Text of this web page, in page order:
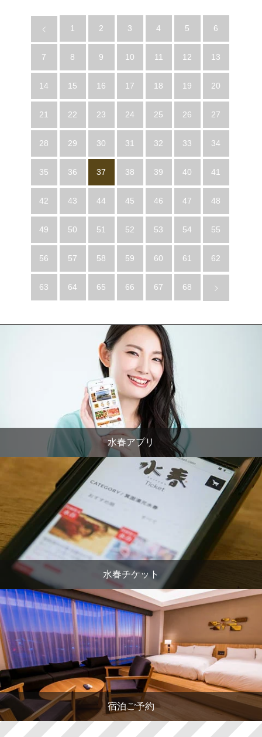
1 2 3 4 5 6
7 8 9 10 11 12 13
14 15 16 17 18 19 20
21 22 23 24 25 26 27
28 29 30 31 32 33 34
35 36 37 38 39 40 41
42 43 44 45 46 47 48
49 50 51 52 53 54 55
56 57 58 59 60 61 62
63 64 65 66 67 68
水春アプリ
水春チケット
宿泊ご予約